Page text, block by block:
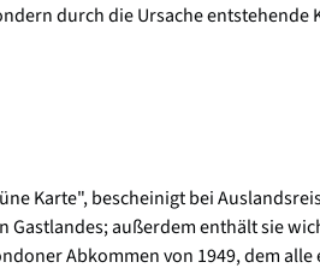
durch die Ursache entstehende
Karte", bescheinigt bei
außerdem enthält sie
Abkommen von 1949, dem